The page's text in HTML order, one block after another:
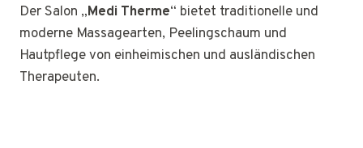
Der Salon „Medi Therme“ bietet traditionelle und
moderne Massagearten, Peelingschaum und
Hautpflege von einheimischen und ausländischen
Therapeuten.